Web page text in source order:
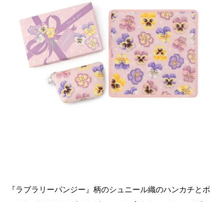
『ラブラリーパンジー』柄のシュニール織のハンカチとポ